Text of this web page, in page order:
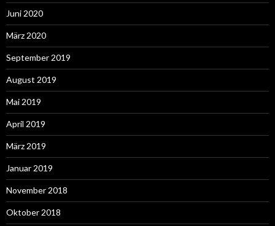
Juni 2020
März 2020
September 2019
August 2019
Mai 2019
April 2019
März 2019
Januar 2019
November 2018
Oktober 2018